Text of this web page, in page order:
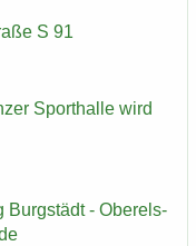
S 91
Sport­hal­le wird
Burg­städt - Ober­els­